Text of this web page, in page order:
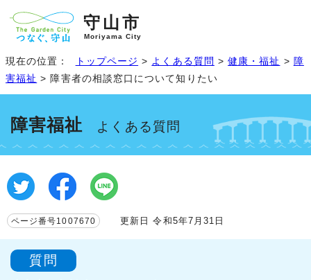
守山市
Moriyama City
現在の位置： トップページ > よくある質問 >健康・福祉 > 障
害福祉 > 障害者の相談窓口について知りたい
障害福祉 よくある質問
ページ番号1007670 更新日 令和5年7月31日
質問